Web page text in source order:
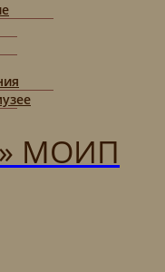
МОИП